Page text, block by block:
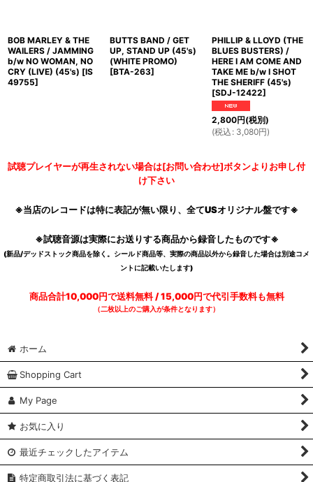
BOB MARLEY & THE
WAILERS / JAMMING
b/w NO WOMAN, NO
CRY (LIVE) (45's) [IS
49755]
BUTTS BAND / GET
UP, STAND UP (45's)
(WHITE PROMO)
[BTA-263]
PHILLIP & LLOYD (THE
BLUES BUSTERS) /
HERE I AM COME AND
TAKE ME b/w I SHOT
THE SHERIFF (45's)
[SDJ-12422]
2,800円(税別)
(税込 : 3,080円)
試聴プレイヤーが再生されない場合は[お問い合わせ]ボタンよりお申し付
け下さい
※当店のレコードは特に表記が無い限り、全てUSオリジナル盤です※
※試聴音源は実際にお送りする商品から録音したものです※
(新品/デッドストック商品を除く。シールド商品等、実際の商品以外から録音した場合は別途コメ
ントに記載いたします)
商品合計10,000円で送料無料 / 15,000円で代引手数料も無料
（二枚以上のご購入が条件となります）
ホーム
Shopping Cart
My Page
お気に入り
最近チェックしたアイテム
特定商取引法に基づく表記